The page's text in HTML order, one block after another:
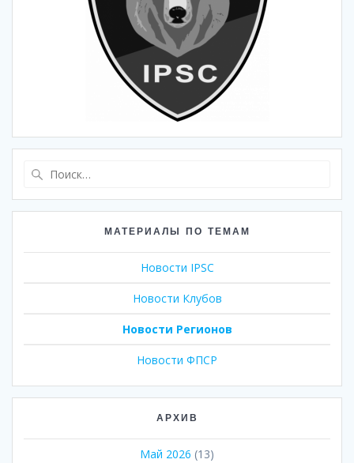
МАТЕРИАЛЫ ПО ТЕМАМ
Новости IPSC
Новости Клубов
Новости Регионов
Новости ФПСР
АРХИВ
Май 2026 (13)